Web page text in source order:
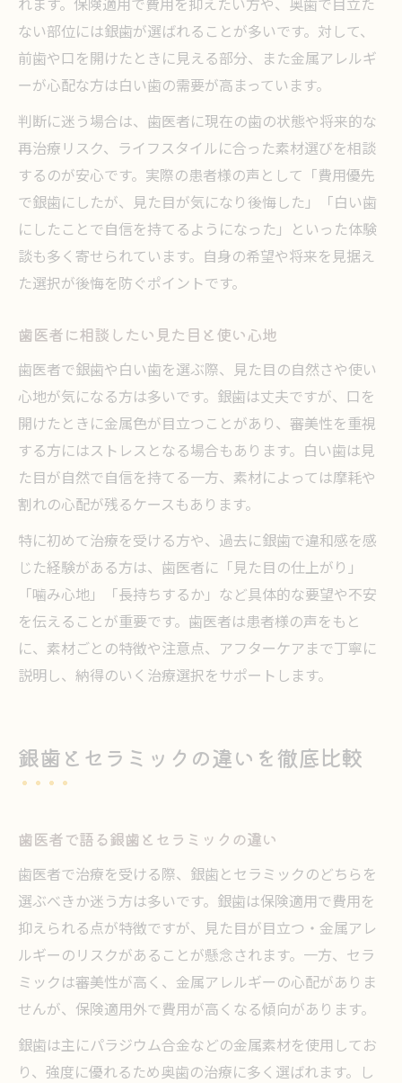
ない部位には銀歯が選ばれることが多いです。対して、
前歯や口を開けたときに見える部分、また金属アレルギ
ーが心配な方は白い歯の需要が高まっています。
判断に迷う場合は、歯医者に現在の歯の状態や将来的な
再治療リスク、ライフスタイルに合った素材選びを相談
するのが安心です。実際の患者様の声として「費用優先
で銀歯にしたが、見た目が気になり後悔した」「白い歯
にしたことで自信を持てるようになった」といった体験
談も多く寄せられています。自身の希望や将来を見据え
た選択が後悔を防ぐポイントです。
歯医者に相談したい見た目と使い心地
歯医者で銀歯や白い歯を選ぶ際、見た目の自然さや使い
心地が気になる方は多いです。銀歯は丈夫ですが、口を
開けたときに金属色が目立つことがあり、審美性を重視
する方にはストレスとなる場合もあります。白い歯は見
た目が自然で自信を持てる一方、素材によっては摩耗や
割れの心配が残るケースもあります。
特に初めて治療を受ける方や、過去に銀歯で違和感を感
じた経験がある方は、歯医者に「見た目の仕上がり」
「噛み心地」「長持ちするか」など具体的な要望や不安
を伝えることが重要です。歯医者は患者様の声をもと
に、素材ごとの特徴や注意点、アフターケアまで丁寧に
説明し、納得のいく治療選択をサポートします。
銀歯とセラミックの違いを徹底比較
歯医者で語る銀歯とセラミックの違い
歯医者で治療を受ける際、銀歯とセラミックのどちらを
選ぶべきか迷う方は多いです。銀歯は保険適用で費用を
抑えられる点が特徴ですが、見た目が目立つ・金属アレ
ルギーのリスクがあることが懸念されます。一方、セラ
ミックは審美性が高く、金属アレルギーの心配がありま
せんが、保険適用外で費用が高くなる傾向があります。
銀歯は主にパラジウム合金などの金属素材を使用してお
り、強度に優れるため奥歯の治療に多く選ばれます。し